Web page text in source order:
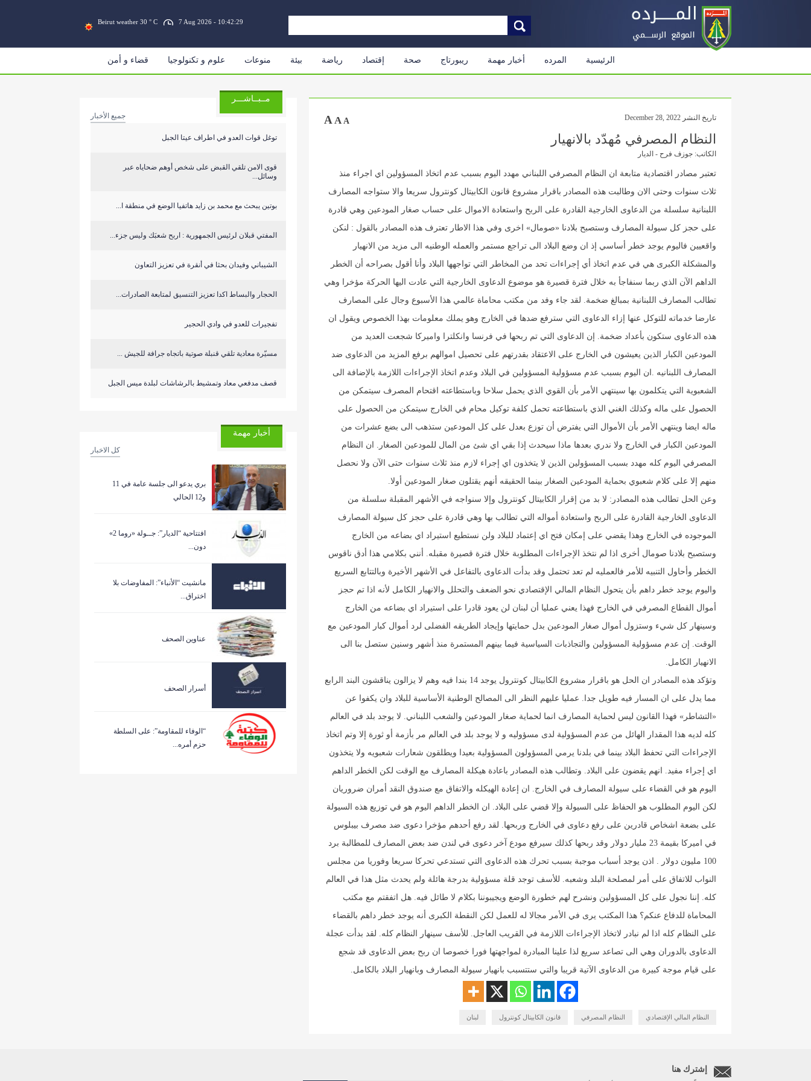
Beirut weather 30 ° C 7 Aug 2026 - 10:42:29
الرئيسية المرده أخبار مهمة ريبورتاج صحة إقتصاد رياضة بيئة منوعات علوم و تكنولوجيا قضاء و أمن
تاريخ النشر December 28, 2022 A A A
النظام المصرفي مُهدّد بالانهيار
الكاتب: جوزف فرح - الديار
تعتبر مصادر اقتصادية متابعة ان النظام المصرفي اللبناني مهدد اليوم بسبب عدم اتخاذ المسؤولين اي اجراء منذ
ثلاث سنوات وحتى الان وطالبت هذه المصادر باقرار مشروع قانون الكابيتال كونترول سريعا والا ستواجه المصارف
اللبنانية سلسلة من الدعاوى الخارجية القادرة على الربح واستعادة الاموال على حساب صغار المودعين وهي قادرة
على حجز كل سيولة المصارف وستصبح بلادنا «صومال» اخرى وفي هذا الاطار تعترف هذه المصادر بالقول : لنكن
واقعيين فاليوم يوجد خطر أساسي إذ ان وضع البلاد الى تراجع مستمر والعمله الوطنيه الى مزيد من الانهيار
والمشكلة الكبرى هي في عدم اتخاذ أي إجراءات تحد من المخاطر التي تواجهها البلاد وأنا أقول بصراحه أن الخطر
الداهم الآن الذي ربما سنفاجأ به خلال فترة قصيرة هو موضوع الدعاوى الخارجية التي عادت اليها الحركة مؤخرا وهي
تطالب المصارف اللبنانية بمبالغ ضخمة. لقد جاء وفد من مكتب محاماة عالمي هذا الأسبوع وجال على المصارف
عارضا خدماته للتوكل عنها إزاء الدعاوى التي سترفع ضدها في الخارج وهو يملك معلومات بهذا الخصوص ويقول ان
هذه الدعاوى ستكون بأعداد ضخمة. إن الدعاوى التي تم ربحها في فرنسا وانكلترا واميركا شجعت العديد من
المودعين الكبار الذين يعيشون في الخارج على الاعتقاد بقدرتهم على تحصيل اموالهم برفع المزيد من الدعاوى ضد
المصارف اللبنانيه .ان اليوم بسبب عدم مسؤولية المسؤولين في البلاد وعدم اتخاذ الإجراءات اللازمة بالإضافة الى
الشعبوية التي يتكلمون بها سينتهي الأمر بأن القوي الذي يحمل سلاحا وباستطاعته اقتحام المصرف سيتمكن من
الحصول على ماله وكذلك الغني الذي باستطاعته تحمل كلفة توكيل محام في الخارج سيتمكن من الحصول على
ماله ايضا وينتهي الأمر بأن الأموال التي يفترض أن توزع بعدل على كل المودعين ستذهب الى بضع عشرات من
المودعين الكبار في الخارج ولا ندري بعدها ماذا سيحدث إذا بقي اي شئ من المال للمودعين الصغار. ان النظام
المصرفي اليوم كله مهدد بسبب المسؤولين الذين لا يتخذون اي إجراء لازم منذ ثلاث سنوات حتى الآن ولا نحصل
منهم إلا على كلام شعبوي بحماية المودعين الصغار بينما الحقيقه أنهم يقتلون صغار المودعين أولا.
وعن الحل تطالب هذه المصادر: لا بد من إقرار الكابيتال كونترول وإلا سنواجه في الأشهر المقبلة سلسلة من
الدعاوى الخارجية القادرة على الربح واستعادة أمواله التي تطالب بها وهي قادرة على حجز كل سيولة المصارف
الموجوده في الخارج وهذا يقضي على إمكان فتح اي إعتماد للبلاد ولن نستطيع استيراد اي بضاعه من الخارج
وستصبح بلادنا صومال أخرى اذا لم نتخذ الإجراءات المطلوبة خلال فترة قصيرة مقبله. أنني بكلامي هذا أدق ناقوس
الخطر وأحاول التنبيه للأمر فالعمليه لم تعد تحتمل وقد بدأت الدعاوى بالتفاعل في الأشهر الأخيرة وبالتتابع السريع
واليوم يوجد خطر داهم بأن يتحول النظام المالي الإقتصادي نحو الضعف والتحلل والانهيار الكامل لأنه اذا تم حجز
أموال القطاع المصرفي في الخارج فهذا يعني عمليا أن لبنان لن يعود قادرا على استيراد اي بضاعه من الخارج
وسينهار كل شيء وستزول أموال صغار المودعين بدل حمايتها وإيجاد الطريقه الفضلى لرد أموال كبار المودعين مع
الوقت. إن عدم مسؤولية المسؤولين والتجاذبات السياسية فيما بينهم المستمرة منذ أشهر وسنين ستصل بنا الى
الانهيار الكامل.
وتؤكد هذه المصادر ان الحل هو باقرار مشروع الكابيتال كونترول يوجد 14 بندا فيه وهم لا يزالون يناقشون البند الرابع
مما يدل على ان المسار فيه طويل جدا. عمليا عليهم النظر الى المصالح الوطنية الأساسية للبلاد وان يكفوا عن
«التشاطر» فهذا القانون ليس لحماية المصارف انما لحماية صغار المودعين والشعب اللبناني. لا يوجد بلد في العالم
كله لديه هذا المقدار الهائل من عدم المسؤولية لدى مسؤوليه و لا يوجد بلد في العالم مر بأزمة أو ثورة إلا وتم اتخاذ
الإجراءات التي تحفظ البلاد بينما في بلدنا يرمي المسؤولون المسؤولية بعيدا ويطلقون شعارات شعبويه ولا يتخذون
اي إجراء مفيد. انهم يقضون على البلاد. وتطالب هذه المصادر باعادة هيكلة المصارف مع الوقت لكن الخطر الداهم
اليوم هو في القضاء على سيولة المصارف في الخارج. ان إعادة الهيكله والاتفاق مع صندوق النقد أمران ضروريان
لكن اليوم المطلوب هو الحفاظ على السيولة وإلا قضي على البلاد. ان الخطر الداهم اليوم هو في توزيع هذه السيولة
على بضعة اشخاص قادرين على رفع دعاوى في الخارج وربحها. لقد رفع أحدهم مؤخرا دعوى ضد مصرف بيبلوس
في اميركا بقيمة 23 مليار دولار وقد ربحها كذلك سيرفع مودع آخر دعوى في لندن ضد بعض المصارف للمطالبة برد
100 مليون دولار . اذن يوجد أسباب موجبة بسبب تحرك هذه الدعاوى التي تستدعي تحركا سريعا وفوريا من مجلس
النواب للاتفاق على أمر لمصلحة البلد وشعبه. للأسف توجد قلة مسؤولية بدرجة هائلة ولم يحدث مثل هذا في العالم
كله. إننا نجول على كل المسؤولين ونشرح لهم خطورة الوضع ويجيبوننا بكلام لا طائل فيه. هل اتفقتم مع مكتب
المحاماة للدفاع عنكم؟ هذا المكتب يرى في الأمر مجالا له للعمل لكن النقطة الكبرى أنه يوجد خطر داهم بالقضاء
على النظام كله اذا لم نبادر لاتخاذ الإجراءات اللازمة في القريب العاجل. للأسف سينهار النظام كله. لقد بدأت عجلة
الدعاوى بالدوران وهي الى تصاعد سريع لذا علينا المبادرة لمواجهتها فورا خصوصا ان ربح بعض الدعاوى قد شجع
على قيام موجة كبيرة من الدعاوى الآتية قريبا والتي ستتسبب بانهيار سيولة المصارف وبانهيار البلاد بالكامل.
النظام المالي الإقتصادي النظام المصرفي قانون الكابيتال كونترول لبنان
مــبــاشـــر
جميع الأخبار
توغل قوات العدو في اطراف عيتا الجبل
قوى الامن تلقي القبض على شخص أوهم ضحاياه عبر
وسائل...
بوتين يبحث مع محمد بن زايد هاتفيا الوضع في منطقة ا...
المفتي قبلان لرئيس الجمهورية : اربح شعبَك وليس جزء...
الشيباني وفيدان بحثا في أنقرة في تعزيز التعاون
الحجار والبساط اكدا تعزيز التنسيق لمتابعة الصادرات...
تفجيرات للعدو في وادي الحجير
مسيّرة معادية تلقي قنبلة صوتية باتجاه جرافة للجيش ...
قصف مدفعي معاد وتمشيط بالرشاشات لبلدة ميس الجبل
أخبار مهمة
كل الاخبار
بري يدعو الى جلسة عامة في 11
و12 الحالي
افتتاحية “الديار”: جــولة «روما 2»
دون...
مانشيت “الأنباء”: المفاوضات بلا
اختراق...
عناوين الصحف
أسرار الصحف
“الوفاء للمقاومة”: على السلطة
حزم أمره...
إشترك هنا